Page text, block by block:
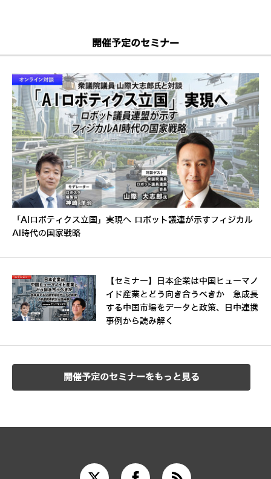
開催予定のセミナー
「AIロボティクス立国」実現へ ロボット議連が示すフィジカル
AI時代の国家戦略
【セミナー】日本企業は中国ヒューマノ
イド産業とどう向き合うべきか 急成長
する中国市場をデータと政策、日中連携
事例から読み解く
開催予定のセミナーをもっと見る